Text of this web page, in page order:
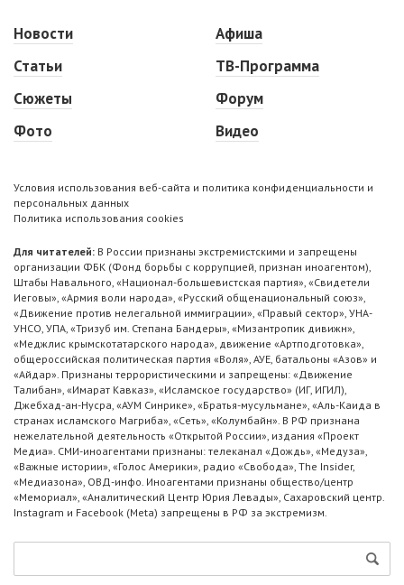
Новости
Статьи
Сюжеты
Фото
Афиша
ТВ-Программа
Форум
Видео
Условия использования веб-сайта и политика конфиденциальности и
персональных данных
Политика использования cookies
Для читателей: В России признаны экстремистскими и запрещены
организации ФБК (Фонд борьбы с коррупцией, признан иноагентом),
Штабы Навального, «Национал-большевистская партия», «Свидетели
Иеговы», «Армия воли народа», «Русский общенациональный союз»,
«Движение против нелегальной иммиграции», «Правый сектор», УНА-
УНСО, УПА, «Тризуб им. Степана Бандеры», «Мизантропик дивижн»,
«Меджлис крымскотатарского народа», движение «Артподготовка»,
общероссийская политическая партия «Воля», АУЕ, батальоны «Азов» и
«Айдар». Признаны террористическими и запрещены: «Движение
Талибан», «Имарат Кавказ», «Исламское государство» (ИГ, ИГИЛ),
Джебхад-ан-Нусра, «АУМ Синрике», «Братья-мусульмане», «Аль-Каида в
странах исламского Магриба», «Сеть», «Колумбайн». В РФ признана
нежелательной деятельность «Открытой России», издания «Проект
Медиа». СМИ-иноагентами признаны: телеканал «Дождь», «Медуза»,
«Важные истории», «Голос Америки», радио «Свобода», The Insider,
«Медиазона», ОВД-инфо. Иноагентами признаны общество/центр
«Мемориал», «Аналитический Центр Юрия Левады», Сахаровский центр.
Instagram и Facebook (Metа) запрещены в РФ за экстремизм.